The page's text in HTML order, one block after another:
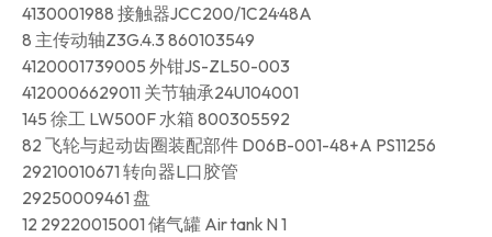
4130001988 接触器JCC200/1C24·48A
8 主传动轴Z3G.4.3 860103549
4120001739005 外钳JS-ZL50-003
4120006629011 关节轴承24U104001
145 徐工 LW500F 水箱 800305592
82 飞轮与起动齿圈装配部件 D06B-001-48+A PS11256
29210010671 转向器L口胶管
29250009461 盘
12 29220015001 储气罐 Air tank N 1